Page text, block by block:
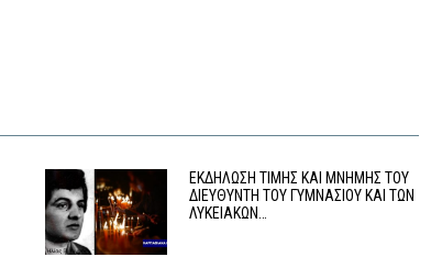
ΕΚΔΗΛΩΣΗ ΤΙΜΗΣ ΚΑΙ ΜΝΗΜΗΣ ΤΟΥ
ΔΙΕΥΘΥΝΤΗ ΤΟΥ ΓΥΜΝΑΣΙΟΥ ΚΑΙ ΤΩΝ
ΛΥΚΕΙΑΚΩΝ…